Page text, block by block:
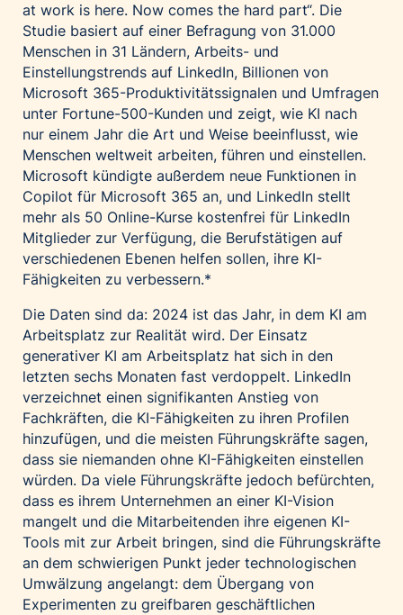
Vollpension
win2day
Wolt
woom bikes
Kontakt
at work is here. Now comes the hard part“. Die
Studie basiert auf einer Befragung von 31.000
Menschen in 31 Ländern, Arbeits- und
Einstellungstrends auf LinkedIn, Billionen von
Microsoft 365-Produktivitätssignalen und Umfragen
unter Fortune-500-Kunden und zeigt, wie KI nach
nur einem Jahr die Art und Weise beeinflusst, wie
Menschen weltweit arbeiten, führen und einstellen.
Microsoft kündigte außerdem neue Funktionen in
Copilot für Microsoft 365 an, und LinkedIn stellt
mehr als 50 Online-Kurse kostenfrei für LinkedIn
Mitglieder zur Verfügung, die Berufstätigen auf
verschiedenen Ebenen helfen sollen, ihre KI-
Fähigkeiten zu verbessern.*
Die Daten sind da: 2024 ist das Jahr, in dem KI am
Arbeitsplatz zur Realität wird. Der Einsatz
generativer KI am Arbeitsplatz hat sich in den
letzten sechs Monaten fast verdoppelt. LinkedIn
verzeichnet einen signifikanten Anstieg von
Fachkräften, die KI-Fähigkeiten zu ihren Profilen
hinzufügen, und die meisten Führungskräfte sagen,
dass sie niemanden ohne KI-Fähigkeiten einstellen
würden. Da viele Führungskräfte jedoch befürchten,
dass es ihrem Unternehmen an einer KI-Vision
mangelt und die Mitarbeitenden ihre eigenen KI-
Tools mit zur Arbeit bringen, sind die Führungskräfte
an dem schwierigen Punkt jeder technologischen
Umwälzung angelangt: dem Übergang von
Experimenten zu greifbaren geschäftlichen